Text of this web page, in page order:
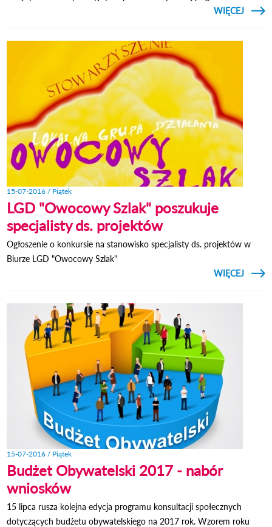
CZYTAJ
WIĘCEJ
O
15-07-2016 / Piątek
LGD "Owocowy Szlak" poszukuje
specjalisty ds. projektów
Ogłoszenie o konkursie na stanowisko specjalisty ds. projektów w
Biurze LGD "Owocowy Szlak"
CZYTAJ
WIĘCEJ
15-07-2016 / Piątek
Budżet Obywatelski 2017 - nabór
wniosków
15 lipca rusza kolejna edycja programu konsultacji społecznych
dotyczących budżetu obywatelskiego na 2017 rok. Wzorem roku